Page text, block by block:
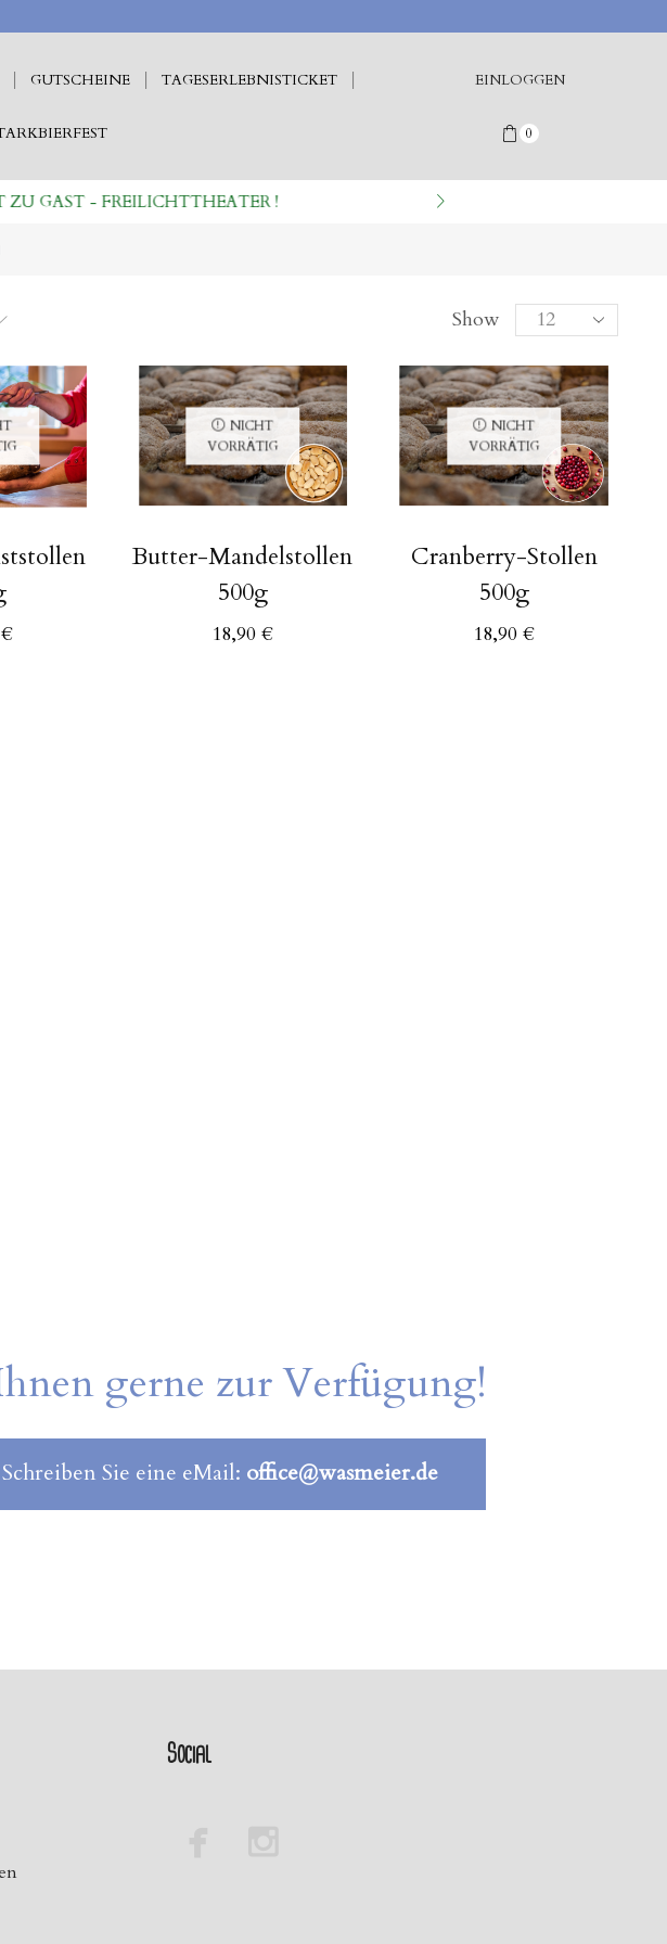
GUTSCHEINE TAGESERLEBNISTICKET EINLOGGEN
0
GAST - FREILICHTTHEATER !
Show
Products
per
page
€
NICHT
VORRÄTIG
Butter-Mandelstollen
500g
18,90€
NICHT
VORRÄTIG
Cranberry-Stollen
500g
18,90€
gerne zur Verfügung!
Schreiben Sie eine eMail: office@wasmeier.de
Social